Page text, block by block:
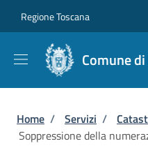
Regione Toscana
Comune
Briciole di
Home / Servizi /
Soppressione della